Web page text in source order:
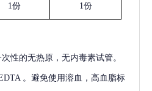
1份 1份
性的无热原，无内毒素试管。
。避免使用溶血，高血脂标